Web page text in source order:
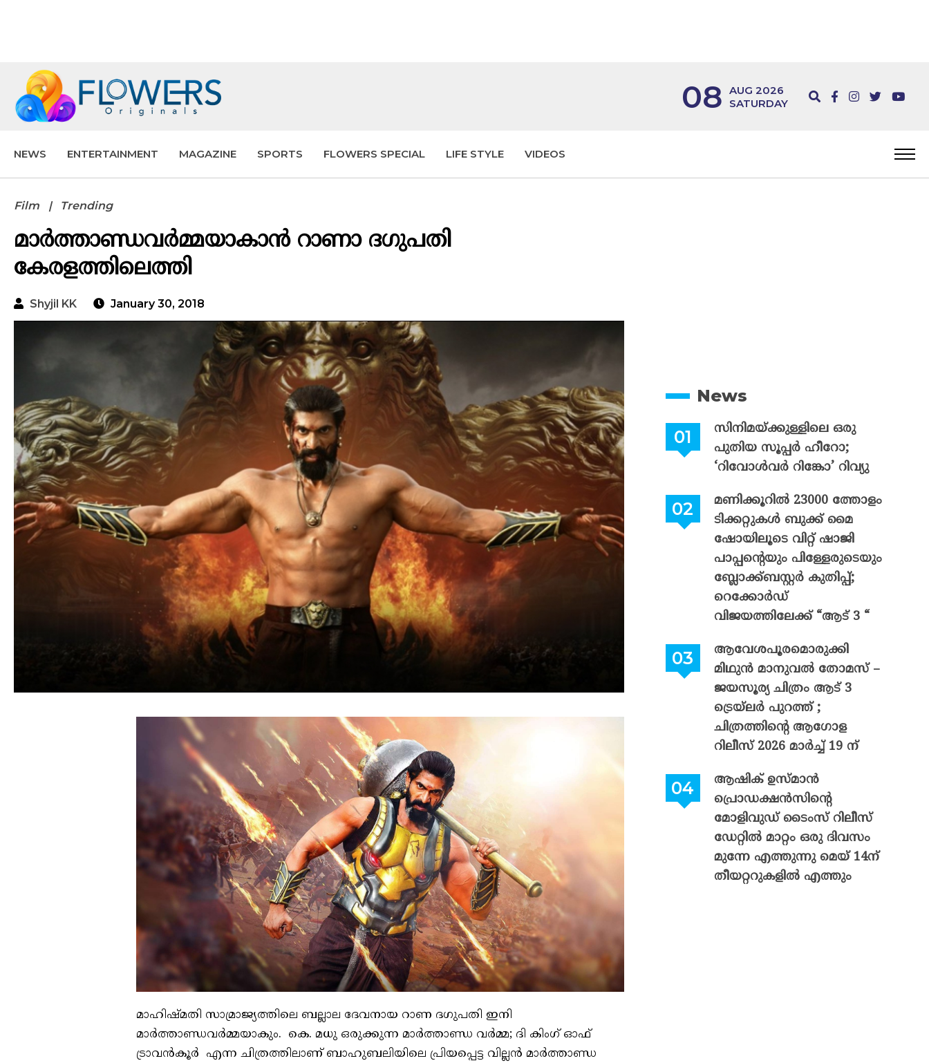
08 AUG 2026
SATURDAY
NEWS ENTERTAINMENT MAGAZINE SPORTS FLOWERS SPECIAL LIFE STYLE VIDEOS
Film Trending
മാർത്താണ്ഡവർമ്മയാകാൻ റാണാ ദഗുപതി
കേരളത്തിലെത്തി
Shyjil KK January 30, 2018
മാഹിഷ്മതി സാമ്രാജ്യത്തിലെ ബല്ലാല ദേവനായ റാണ ദഗുപതി ഇനി
മാർത്താണ്ഡവർമ്മയാകും. കെ. മധു ഒരുക്കുന്ന മാർത്താണ്ഡ വർമ്മ; ദി കിംഗ് ഓഫ്
ട്രാവൻകൂർ എന്ന ചിത്രത്തിലാണ് ബാഹുബലിയിലെ പ്രിയപ്പെട്ട വില്ലൻ മാർത്താണ്ഡ
News
സിനിമയ്ക്കുള്ളിലെ ഒരു
പുതിയ സൂപ്പർ ഹീറോ;
‘റിവോൾവർ റിങ്കോ’ റിവ്യു
മണിക്കൂറിൽ 23000 ത്തോളം
ടിക്കറ്റുകൾ ബുക്ക് മൈ
ഷോയിലൂടെ വിറ്റ് ഷാജി
പാപ്പന്റെയും പിള്ളേരുടെയും
ബ്ലോക്ക്ബസ്റ്റർ കുതിപ്പ്;
റെക്കോർഡ്
വിജയത്തിലേക്ക് “ആട് 3 “
ആവേശപൂരമൊരുക്കി
മിഥുൻ മാനുവൽ തോമസ് –
ജയസൂര്യ ചിത്രം ആട് 3
ട്രെയ്‌ലർ പുറത്ത് ;
ചിത്രത്തിന്റെ ആഗോള
റിലീസ് 2026 മാർച്ച് 19 ന്
ആഷിക് ഉസ്മാൻ
പ്രൊഡക്ഷൻസിന്റെ
മോളിവുഡ് ടൈംസ് റിലീസ്
ഡേറ്റിൽ മാറ്റം ഒരു ദിവസം
മുന്നേ എത്തുന്നു മെയ് 14ന്
തീയറ്ററുകളിൽ എത്തും